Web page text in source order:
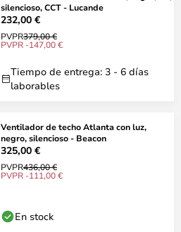
silencioso, CCT - Lucande
232,00 €
PVPR379,00 €
PVPR -147,00 €
Tiempo de entrega: 3 - 6 días
laborables
Ventilador de techo Atlanta con luz,
negro, silencioso - Beacon
325,00 €
PVPR436,00 €
PVPR -111,00 €
En stock